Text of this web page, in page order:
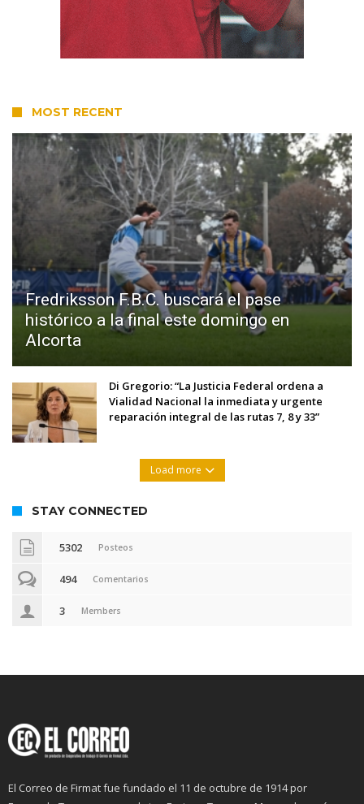
MOST RECENT
Fredriksson F.B.C. buscará el pase
histórico a la final este domingo en
Alcorta
Di Gregorio: “La Justicia Federal ordena a
Vialidad Nacional la inmediata y urgente
reparación integral de las rutas 7, 8 y 33”
Load more
STAY CONNECTED
5302 Posteos
494 Comentarios
3 Members
El Correo de Firmat fue fundado el 11 de octubre de 1914 por